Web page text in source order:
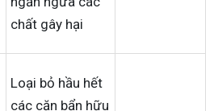
chất gây hại
Loại bỏ hầu hết
các cặn bẩn hữu